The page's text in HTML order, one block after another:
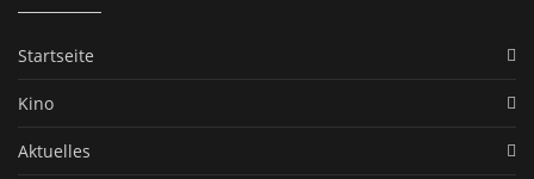
Startseite
Kino
Aktuelles